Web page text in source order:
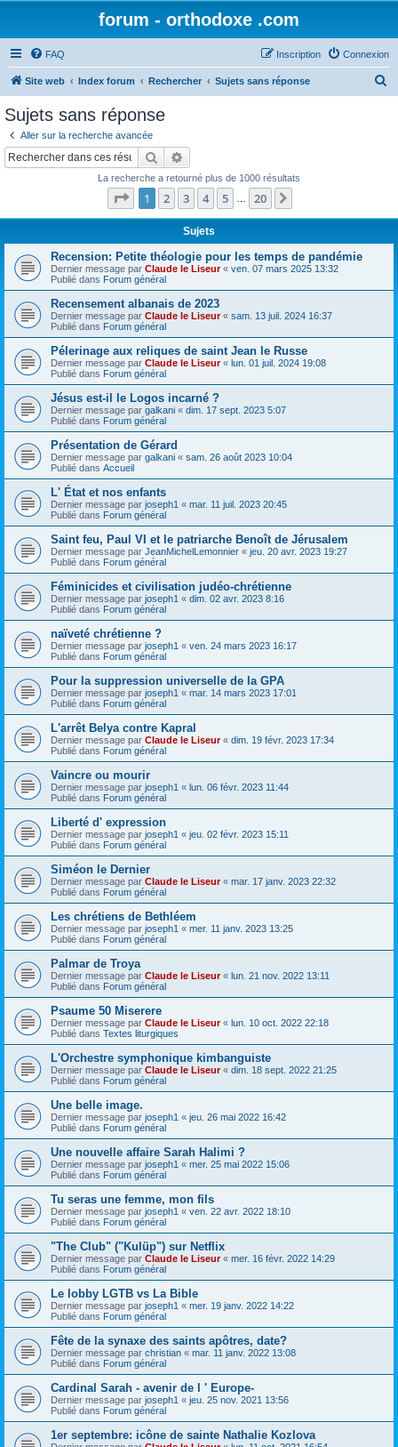
forum - orthodoxe .com
FAQ Connexion
Inscription
Site web Index forum Rechercher Sujets sans réponse
Sujets sans réponse
Aller sur la recherche avancée
Rechercher
La recherche a retourné plus de 1000 résultats
Page 1sur20
1 2 3 4 5 20
Sujets
Recension: Petite théologie pour les temps de pandémie
Dernier message par Claude le Liseur« ven. 07 mars 2025 13:32
Publié dans Forum général
Recensement albanais de 2023
Dernier message par Claude le Liseur« sam. 13 juil. 2024 16:37
Publié dans Forum général
Pélerinage aux reliques de saint Jean le Russe
Dernier message par Claude le Liseur« lun. 01 juil. 2024 19:08
Publié dans Forum général
Jésus est-il le Logos incarné ?
Dernier message par galkani « dim. 17 sept. 2023 5:07
Publié dans Forum général
Présentation de Gérard
Dernier message par galkani « sam. 26 août 2023 10:04
Publié dans Accueil
L' État et nos enfants
Dernier message par joseph1 « mar. 11 juil. 2023 20:45
Publié dans Forum général
Saint feu, Paul VI et le patriarche Benoît de Jérusalem
Dernier message par JeanMichelLemonnier « jeu. 20 avr. 2023 19:27
Publié dans Forum général
Féminicides et civilisation judéo-chrétienne
Dernier message par joseph1 « dim. 02 avr. 2023 8:16
Publié dans Forum général
naïveté chrétienne ?
Dernier message par joseph1 « ven. 24 mars 2023 16:17
Publié dans Forum général
Pour la suppression universelle de la GPA
Dernier message par joseph1 « mar. 14 mars 2023 17:01
Publié dans Forum général
L'arrêt Belya contre Kapral
Dernier message par Claude le Liseur« dim. 19 févr. 2023 17:34
Publié dans Forum général
Vaincre ou mourir
Dernier message par joseph1 « lun. 06 févr. 2023 11:44
Publié dans Forum général
Liberté d' expression
Dernier message par joseph1 « jeu. 02 févr. 2023 15:11
Publié dans Forum général
Siméon le Dernier
Dernier message par Claude le Liseur« mar. 17 janv. 2023 22:32
Publié dans Forum général
Les chrétiens de Bethléem
Dernier message par joseph1 « mer. 11 janv. 2023 13:25
Publié dans Forum général
Palmar de Troya
Dernier message par Claude le Liseur« lun. 21 nov. 2022 13:11
Publié dans Forum général
Psaume 50 Miserere
Dernier message par Claude le Liseur« lun. 10 oct. 2022 22:18
Publié dans Textes liturgiques
L'Orchestre symphonique kimbanguiste
Dernier message par Claude le Liseur« dim. 18 sept. 2022 21:25
Publié dans Forum général
Une belle image.
Dernier message par joseph1 « jeu. 26 mai 2022 16:42
Publié dans Forum général
Une nouvelle affaire Sarah Halimi ?
Dernier message par joseph1 « mer. 25 mai 2022 15:06
Publié dans Forum général
Tu seras une femme, mon fils
Dernier message par joseph1 « ven. 22 avr. 2022 18:10
Publié dans Forum général
"The Club" ("Kulüp") sur Netflix
Dernier message par Claude le Liseur« mer. 16 févr. 2022 14:29
Publié dans Forum général
Le lobby LGTB vs La Bible
Dernier message par joseph1 « mer. 19 janv. 2022 14:22
Publié dans Forum général
Fête de la synaxe des saints apôtres, date?
Dernier message par christian « mar. 11 janv. 2022 13:08
Publié dans Forum général
Cardinal Sarah - avenir de l ' Europe-
Dernier message par joseph1 « jeu. 25 nov. 2021 13:56
Publié dans Forum général
1er septembre: icône de sainte Nathalie Kozlova